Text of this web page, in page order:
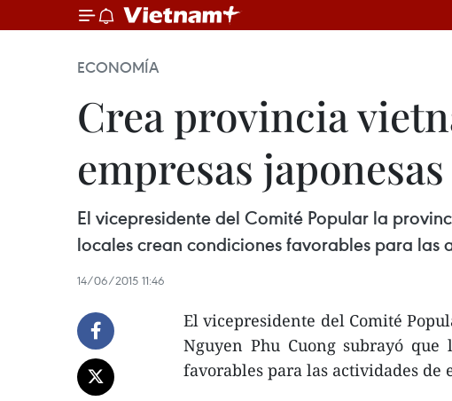
ECONOMÍA
Crea provincia
empresas japonesas
El vicepresidente del Comité Popular la
locales crean condiciones favorables para las
14/06/2015 11:46
El vicepresidente del Comité
Nguyen Phu Cuong subrayó que
favorables para las actividades de